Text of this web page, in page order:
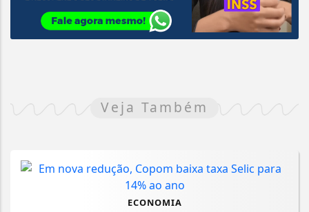
Veja Também
ECONOMIA